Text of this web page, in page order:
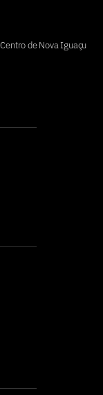
de Nova Iguaçu